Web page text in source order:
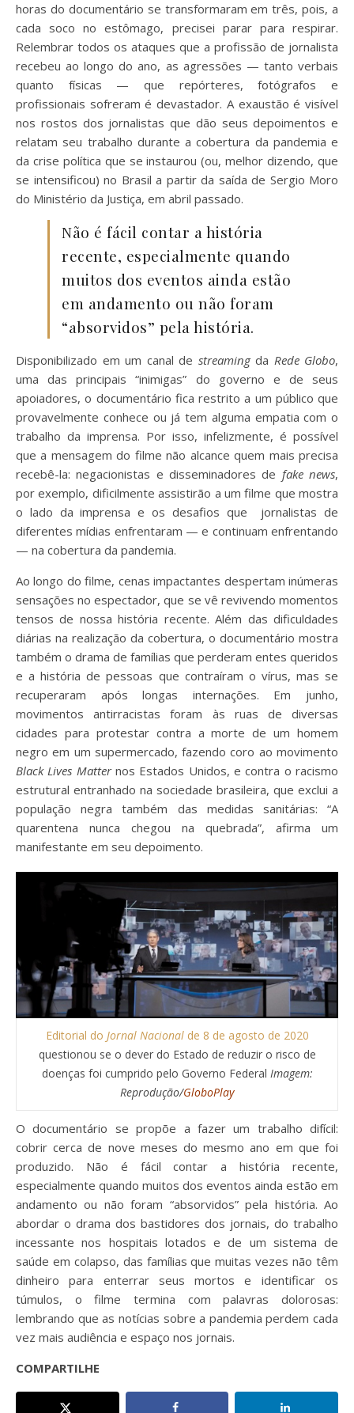
horas do documentário se transformaram em três, pois, a
cada soco no estômago, precisei parar para respirar.
Relembrar todos os ataques que a profissão de jornalista
recebeu ao longo do ano, as agressões — tanto verbais
quanto físicas — que repórteres, fotógrafos e
profissionais sofreram é devastador. A exaustão é visível
nos rostos dos jornalistas que dão seus depoimentos e
relatam seu trabalho durante a cobertura da pandemia e
da crise política que se instaurou (ou, melhor dizendo, que
se intensificou) no Brasil a partir da saída de Sergio Moro
do Ministério da Justiça, em abril passado.
Não é fácil contar a história
recente, especialmente quando
muitos dos eventos ainda estão
em andamento ou não foram
“absorvidos” pela história.
Disponibilizado em um canal de streamingda Rede Globo,
uma das principais “inimigas” do governo e de seus
apoiadores, o documentário fica restrito a um público que
provavelmente conhece ou já tem alguma empatia com o
trabalho da imprensa. Por isso, infelizmente, é possível
que a mensagem do filme não alcance quem mais precisa
recebê-la: negacionistas e disseminadores de fake news,
por exemplo, dificilmente assistirão a um filme que mostra
o lado da imprensa e os desafios que jornalistas de
diferentes mídias enfrentaram — e continuam enfrentando
— na cobertura da pandemia.
Ao longo do filme, cenas impactantes despertam inúmeras
sensações no espectador, que se vê revivendo momentos
tensos de nossa história recente. Além das dificuldades
diárias na realização da cobertura, o documentário mostra
também o drama de famílias que perderam entes queridos
e a história de pessoas que contraíram o vírus, mas se
recuperaram após longas internações. Em junho,
movimentos antirracistas foram às ruas de diversas
cidades para protestar contra a morte de um homem
negro em um supermercado, fazendo coro ao movimento
Black Lives Matternos Estados Unidos, e contra o racismo
estrutural entranhado na sociedade brasileira, que exclui a
população negra também das medidas sanitárias: “A
quarentena nunca chegou na quebrada”, afirma um
manifestante em seu depoimento.
Editorial do Jornal Nacionalde 8 de agosto de 2020
questionou se o dever do Estado de reduzir o risco de
doenças foi cumprido pelo Governo Federal Imagem:
Reprodução/GloboPlay
O documentário se propõe a fazer um trabalho difícil:
cobrir cerca de nove meses do mesmo ano em que foi
produzido. Não é fácil contar a história recente,
especialmente quando muitos dos eventos ainda estão em
andamento ou não foram “absorvidos” pela história. Ao
abordar o drama dos bastidores dos jornais, do trabalho
incessante nos hospitais lotados e de um sistema de
saúde em colapso, das famílias que muitas vezes não têm
dinheiro para enterrar seus mortos e identificar os
túmulos, o filme termina com palavras dolorosas:
lembrando que as notícias sobre a pandemia perdem cada
vez mais audiência e espaço nos jornais.
COMPARTILHE